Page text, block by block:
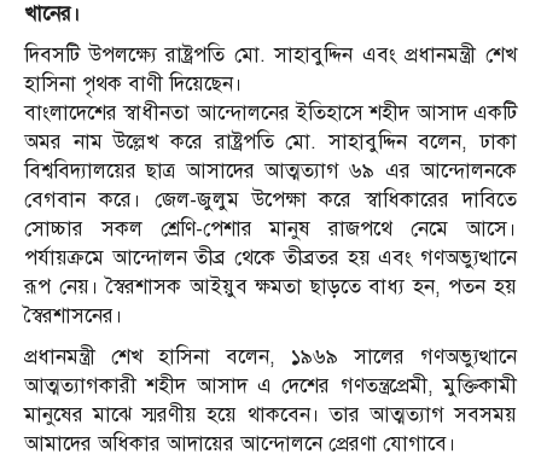
খানের।
দিবসটি উপলক্ষ্যে রাষ্ট্রপতি মো. সাহাবুদ্দিন এবং প্রধানমন্ত্রী শেখ
হাসিনা পৃথক বাণী দিয়েছেন।
বাংলাদেশের স্বাধীনতা আন্দোলনের ইতিহাসে শহীদ আসাদ একটি
অমর নাম উল্লেখ করে রাষ্ট্রপতি মো. সাহাবুদ্দিন বলেন, ঢাকা
বিশ্ববিদ্যালয়ের ছাত্র আসাদের আত্মত্যাগ ৬৯ এর আন্দোলনকে
বেগবান করে। জেল-জুলুম উপেক্ষা করে স্বাধিকারের দাবিতে
সোচ্চার সকল শ্রেণি-পেশার মানুষ রাজপথে নেমে আসে।
পর্যায়ক্রমে আন্দোলন তীব্র থেকে তীব্রতর হয় এবং গণঅভ্যুত্থানে
রূপ নেয়। স্বৈরশাসক আইয়ুব ক্ষমতা ছাড়তে বাধ্য হন, পতন হয়
স্বৈরশাসনের।
প্রধানমন্ত্রী শেখ হাসিনা বলেন, ১৯৬৯ সালের গণঅভ্যুত্থানে
আত্মত্যাগকারী শহীদ আসাদ এ দেশের গণতন্ত্রপ্রেমী, মুক্তিকামী
মানুষের মাঝে স্মরণীয় হয়ে থাকবেন। তার আত্মত্যাগ সবসময়
আমাদের অধিকার আদায়ের আন্দোলনে প্রেরণা যোগাবে।